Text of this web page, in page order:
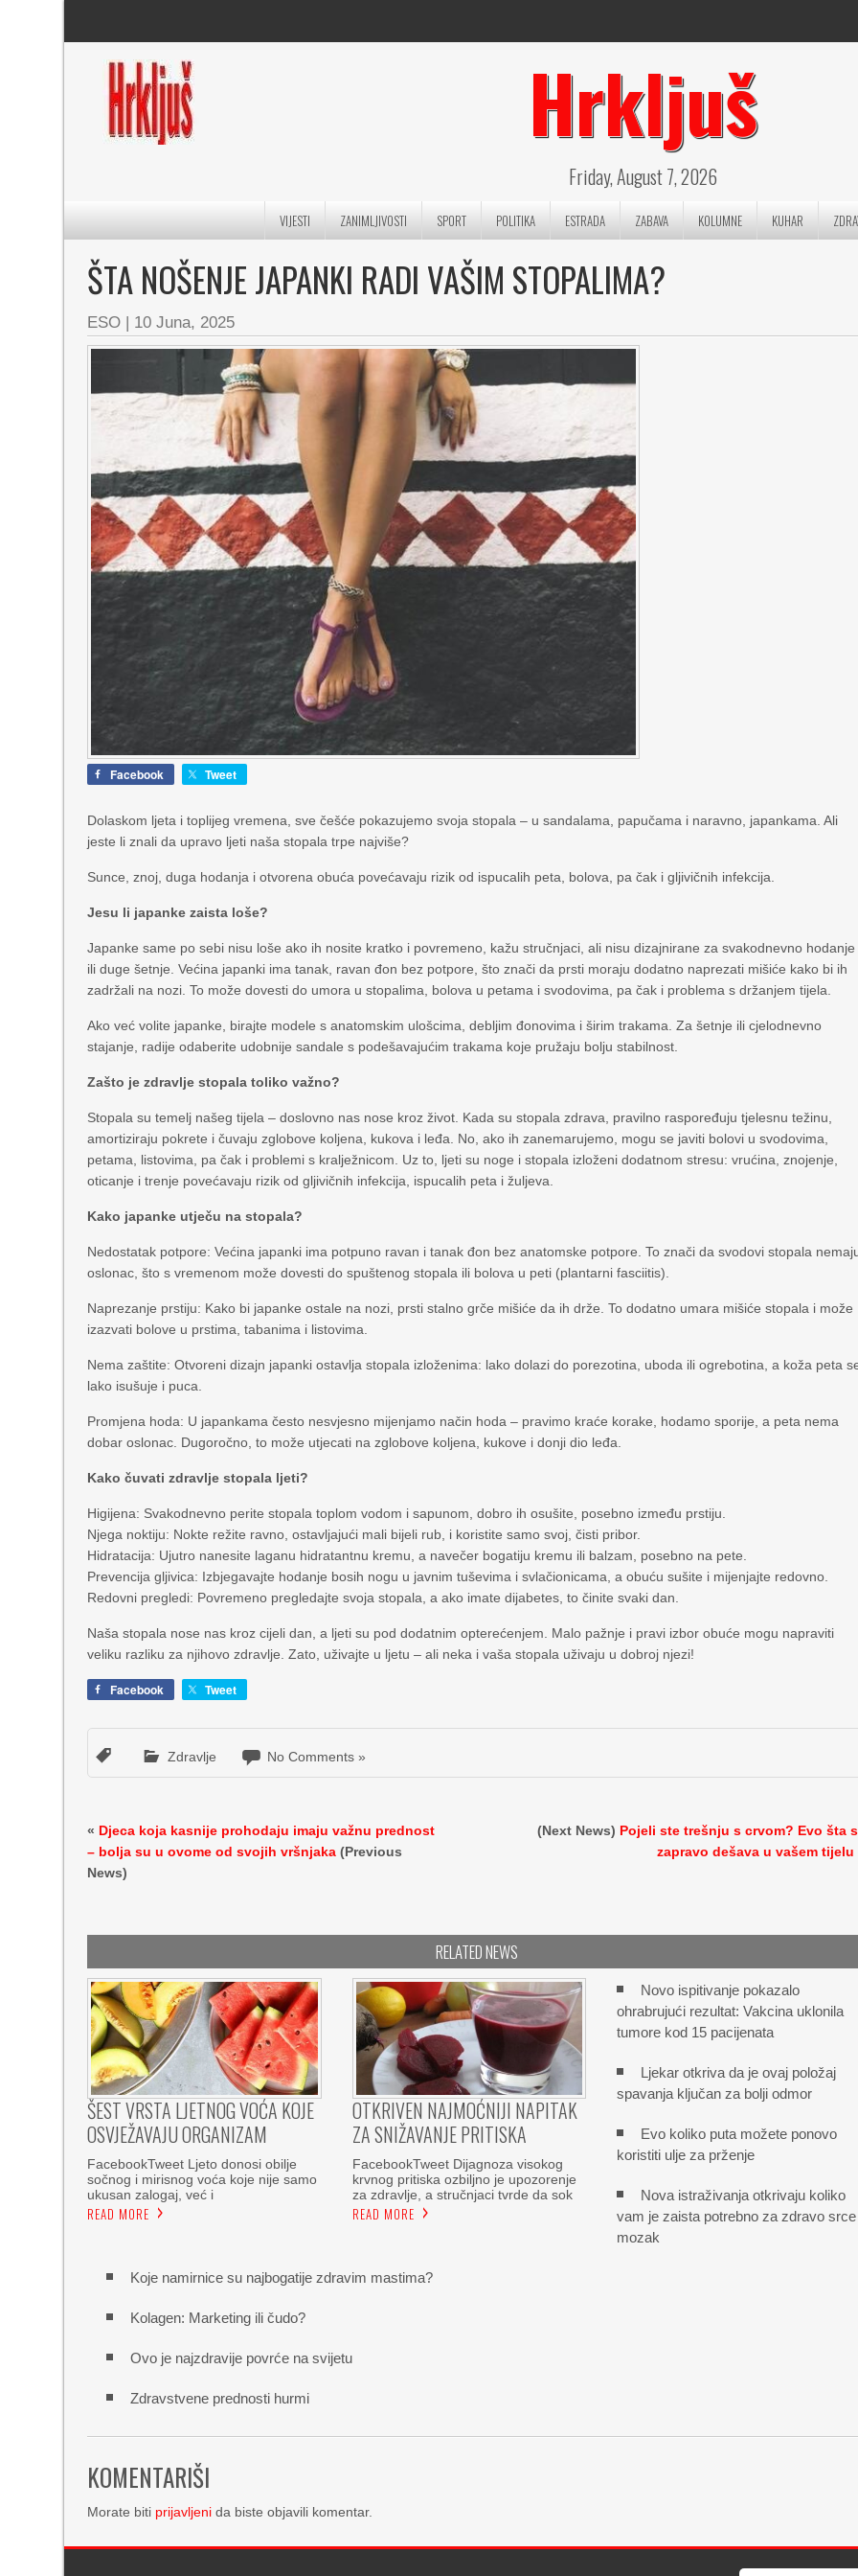
Hrkljuš
Friday, August 7, 2026
VIJESTI ZANIMLJIVOSTI SPORT POLITIKA ESTRADA ZABAVA KOLUMNE KUHAR
ŠTA NOŠENJE JAPANKI RADI VAŠIM STOPALIMA?
ESO | 10 Juna, 2025
Facebook Tweet
Dolaskom ljeta i toplijeg vremena, sve češće pokazujemo svoja stopala – u sandalama, papučama i naravno, japankama. Ali
jeste li znali da upravo ljeti naša stopala trpe najviše?
Sunce, znoj, duga hodanja i otvorena obuća povećavaju rizik od ispucalih peta, bolova, pa čak i gljivičnih infekcija.
Jesu li japanke zaista loše?
Japanke same po sebi nisu loše ako ih nosite kratko i povremeno, kažu stručnjaci, ali nisu dizajnirane za svakodnevno hodanje
ili duge šetnje. Većina japanki ima tanak, ravan đon bez potpore, što znači da prsti moraju dodatno naprezati mišiće kako bi ih
zadržali na nozi. To može dovesti do umora u stopalima, bolova u petama i svodovima, pa čak i problema s držanjem tijela.
Ako već volite japanke, birajte modele s anatomskim ulošcima, debljim đonovima i širim trakama. Za šetnje ili cjelodnevno
stajanje, radije odaberite udobnije sandale s podešavajućim trakama koje pružaju bolju stabilnost.
Zašto je zdravlje stopala toliko važno?
Stopala su temelj našeg tijela – doslovno nas nose kroz život. Kada su stopala zdrava, pravilno raspoređuju tjelesnu težinu,
amortiziraju pokrete i čuvaju zglobove koljena, kukova i leđa. No, ako ih zanemarujemo, mogu se javiti bolovi u svodovima,
petama, listovima, pa čak i problemi s kralježnicom. Uz to, ljeti su noge i stopala izloženi dodatnom stresu: vrućina, znojenje,
oticanje i trenje povećavaju rizik od gljivičnih infekcija, ispucalih peta i žuljeva.
Kako japanke utječu na stopala?
Nedostatak potpore: Većina japanki ima potpuno ravan i tanak đon bez anatomske potpore. To znači da svodovi stopala
oslonac, što s vremenom može dovesti do spuštenog stopala ili bolova u peti (plantarni fasciitis).
Naprezanje prstiju: Kako bi japanke ostale na nozi, prsti stalno grče mišiće da ih drže. To dodatno umara mišiće stopala i može
izazvati bolove u prstima, tabanima i listovima.
Nema zaštite: Otvoreni dizajn japanki ostavlja stopala izloženima: lako dolazi do porezotina, uboda ili ogrebotina, a koža peta
lako isušuje i puca.
Promjena hoda: U japankama često nesvjesno mijenjamo način hoda – pravimo kraće korake, hodamo sporije, a peta nema
dobar oslonac. Dugoročno, to može utjecati na zglobove koljena, kukove i donji dio leđa.
Kako čuvati zdravlje stopala ljeti?
Higijena: Svakodnevno perite stopala toplom vodom i sapunom, dobro ih osušite, posebno između prstiju.
Njega noktiju: Nokte režite ravno, ostavljajući mali bijeli rub, i koristite samo svoj, čisti pribor.
Hidratacija: Ujutro nanesite laganu hidratantnu kremu, a navečer bogatiju kremu ili balzam, posebno na pete.
Prevencija gljivica: Izbjegavajte hodanje bosih nogu u javnim tuševima i svlačionicama, a obuću sušite i mijenjajte redovno.
Redovni pregledi: Povremeno pregledajte svoja stopala, a ako imate dijabetes, to činite svaki dan.
Naša stopala nose nas kroz cijeli dan, a ljeti su pod dodatnim opterećenjem. Malo pažnje i pravi izbor obuće mogu napraviti
veliku razliku za njihovo zdravlje. Zato, uživajte u ljetu – ali neka i vaša stopala uživaju u dobroj njezi!
Facebook Tweet
Zdravlje No Comments »
« Djeca koja kasnije prohodaju imaju važnu prednost
– bolja su u ovome od svojih vršnjaka (Previous
News)
(Next News) Pojeli ste trešnju s crvom? Evo šta
zapravo dešava u vašem tijelu
RELATED NEWS
ŠEST VRSTA LJETNOG VOĆA KOJE
OSVJEŽAVAJU ORGANIZAM
FacebookTweet Ljeto donosi obilje
sočnog i mirisnog voća koje nije samo
ukusan zalogaj, već i
READ MORE
OTKRIVEN NAJMOĆNIJI NAPITAK
ZA SNIŽAVANJE PRITISKA
FacebookTweet Dijagnoza visokog
krvnog pritiska ozbiljno je upozorenje
za zdravlje, a stručnjaci tvrde da sok
READ MORE
Novo ispitivanje pokazalo
ohrabrujući rezultat: Vakcina uklonila
tumore kod 15 pacijenata
Ljekar otkriva da je ovaj položaj
spavanja ključan za bolji odmor
Evo koliko puta možete ponovo
koristiti ulje za prženje
Nova istraživanja otkrivaju koliko
vam je zaista potrebno za zdravo
mozak
Koje namirnice su najbogatije zdravim mastima?
Kolagen: Marketing ili čudo?
Ovo je najzdravije povrće na svijetu
Zdravstvene prednosti hurmi
KOMENTARIŠI
Morate biti prijavljeni da biste objavili komentar.